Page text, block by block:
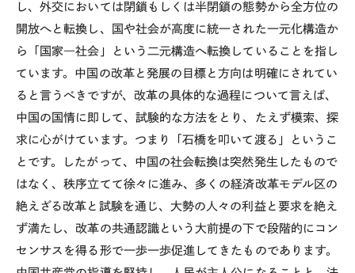
し、外交においては閉鎖もしくは半閉鎖の態勢から全方位の
開放へと転換し、国や社会が高度に統一された一元化構造か
ら「国家―社会」という二元構造へ転換していることを指し
ています。中国の改革と発展の目標と方向は明確にされてい
ると言うべきですが、改革の具体的な過程について言えば、
中国の国情に即して、試験的な方法をとり、たえず模索、探
求に心がけています。つまり「石橋を叩いて渡る」というこ
とです。したがって、中国の社会転換は突然発生したもので
はなく、秩序立てて徐々に進み、多くの経済改革モデル区の
絶えざる改革と試験を通じ、大勢の人々の利益と要求を絶え
ず満たし、改革の共通認識という大前提の下で段階的にコン
センサスを得る形で一歩一歩促進してきたものであります。